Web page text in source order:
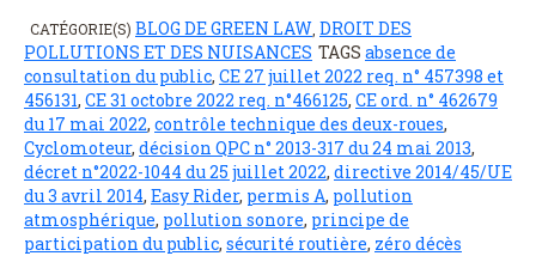
CATÉGORIE(S) BLOG DE GREEN LAW DROIT DES
POLLUTIONS ET DES NUISANCES TAGS absence de
consultation du public, CE 27 juillet 2022 req. n° 457398 et
456131, CE 31 octobre 2022 req. n°466125, CE ord. n° 462679
du 17 mai 2022, contrôle technique des deux-roues,
Cyclomoteur, décision QPC n° 2013-317 du 24 mai 2013,
décret n°2022-1044 du 25 juillet 2022, directive 2014/45/UE
du 3 avril 2014, Easy Rider, permis A, pollution
atmosphérique, pollution sonore, principe de
participation du public, sécurité routière, zéro décès